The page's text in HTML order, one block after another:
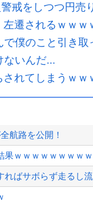
戒をしつつ円売
遷されるｗｗｗ
僕のこと引き取
ないんだ...
れてしまうｗｗ
航路を公開！
果ｗｗｗｗｗｗｗｗ
ればサボらず走るし